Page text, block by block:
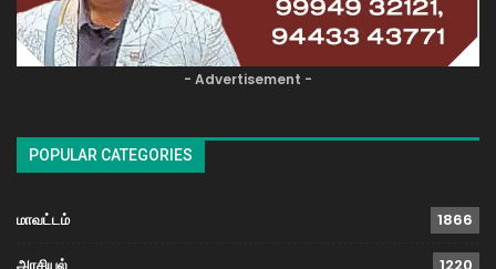
- Advertisement -
POPULAR CATEGORIES
மாவட்டம் 1866